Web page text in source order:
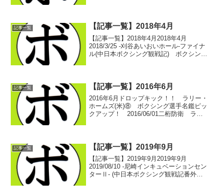
記事一覧 【記事一覧】2018年4月
【記事一覧】2018年4月2018年4月
2018/3/25 -刈谷あいおいホール-ファイナ
ル(中日本ボクシング観戦記) ボクシング
記事一覧 【記事一覧】2016年6月
2016年6月ドロップキック！！ ラリー・
ホームズ(米)⑧ ボクシング選手名鑑ピッ
クアップ！ 2016/06/01二桁防衛 ラリ
記事一覧 【記事一覧】2019年9月
【記事一覧】2019年9月2019年9月
2019/08/10 -尼崎インキュベーションセン
ターⅡ- (中日本ボクシング観戦記番外